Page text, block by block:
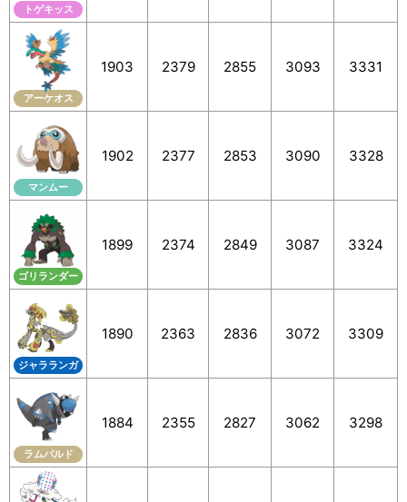
トゲキッス
アーケオス
1903 2379 2855 3093 3331
マンムー
1902 2377 2853 3090 3328
ゴリランダー
1899 2374 2849 3087 3324
ジャラランガ
1890 2363 2836 3072 3309
ラムパルド
1884 2355 2827 3062 3298